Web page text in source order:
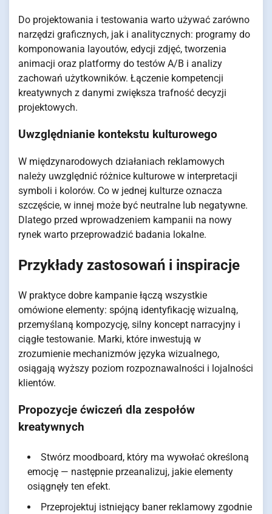
Do projektowania i testowania warto używać zarówno
narzędzi graficznych, jak i analitycznych: programy do
komponowania layoutów, edycji zdjęć, tworzenia
animacji oraz platformy do testów A/B i analizy
zachowań użytkowników. Łączenie kompetencji
kreatywnych z danymi zwiększa trafność decyzji
projektowych.
Uwzględnianie kontekstu kulturowego
W międzynarodowych działaniach reklamowych
należy uwzględnić różnice kulturowe w interpretacji
symboli i kolorów. Co w jednej kulturze oznacza
szczęście, w innej może być neutralne lub negatywne.
Dlatego przed wprowadzeniem kampanii na nowy
rynek warto przeprowadzić badania lokalne.
Przykłady zastosowań i inspiracje
W praktyce dobre kampanie łączą wszystkie
omówione elementy: spójną identyfikację wizualną,
przemyślaną kompozycję, silny koncept narracyjny i
ciągłe testowanie. Marki, które inwestują w
zrozumienie mechanizmów języka wizualnego,
osiągają wyższy poziom rozpoznawalności i lojalności
klientów.
Propozycje ćwiczeń dla zespołów
kreatywnych
Stwórz moodboard, który ma wywołać określoną
emocję — następnie przeanalizuj, jakie elementy
osiągnęły ten efekt.
Przeprojektuj istniejący baner reklamowy zgodnie